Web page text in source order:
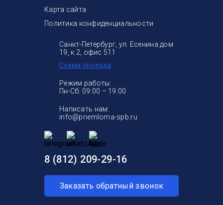
Карта сайта
Политика конфиденциальности
Санкт-Петербург, ул. Есенина дом
19, к.2, офис 511
Схема проезда
Режим работы:
Пн-Сб: 09:00 – 19:00
Написать нам:
info@priemloma-spb.ru
8 (812) 209-29-16
Заказать обратный звонок